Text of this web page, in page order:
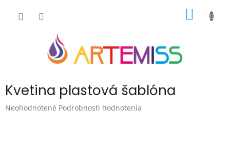
Kvetina plastová šablóna
Priemerné
Neohodnotené Podrobnosti hodnotenia